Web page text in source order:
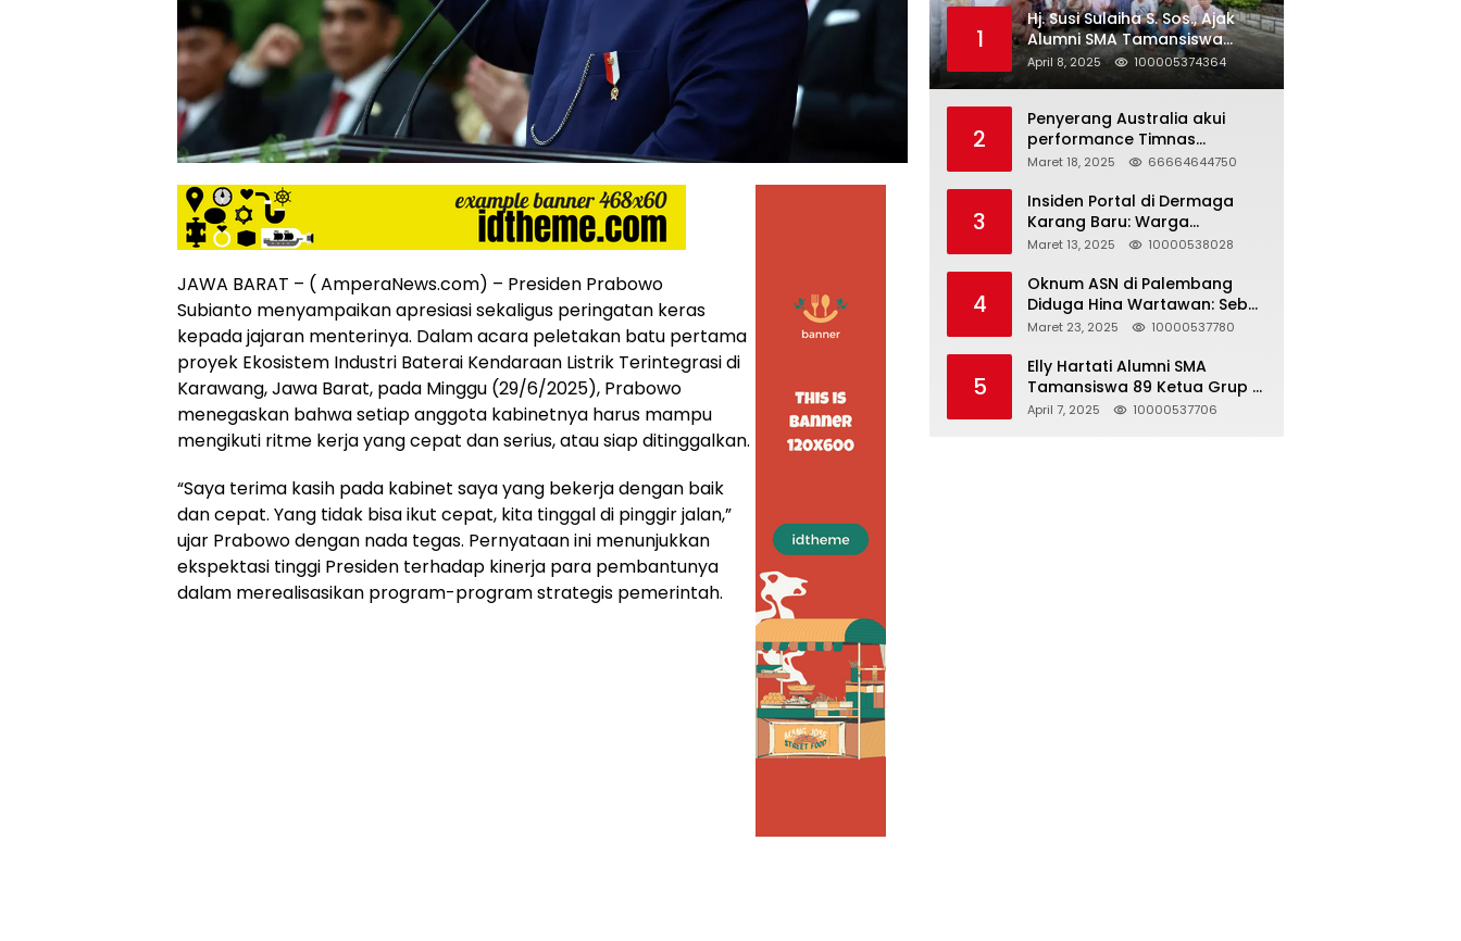
siber
lebih
eksklusif,
bergaya
trendi,
mengandung
unsur
gaya
hidup,
hiburan,
dari
SARA,
narkoba
dan
berita
asusila
Cetak
Online
Ampera
News
JAWA BARAT – ( AmperaNews.com) – Presiden Prabowo
Subianto menyampaikan apresiasi sekaligus peringatan keras
kepada jajaran menterinya. Dalam acara peletakan batu pertama
proyek Ekosistem Industri Baterai Kendaraan Listrik Terintegrasi di
Karawang, Jawa Barat, pada Minggu (29/6/2025), Prabowo
menegaskan bahwa setiap anggota kabinetnya harus mampu
mengikuti ritme kerja yang cepat dan serius, atau siap ditinggalkan.
“Saya terima kasih pada kabinet saya yang bekerja dengan baik
dan cepat. Yang tidak bisa ikut cepat, kita tinggal di pinggir jalan,”
ujar Prabowo dengan nada tegas. Pernyataan ini menunjukkan
ekspektasi tinggi Presiden terhadap kinerja para pembantunya
dalam merealisasikan program-program strategis pemerintah.
1
Hj. Susi Sulaiha S. Sos., Ajak
Alumni SMA Tamansiswa
Palembang Angkatan 91 Halal
Bihalal
April 8, 2025 100005374364
2
Penyerang Australia akui
performance Timnas
Indonesia
Maret 18, 2025 66664644750
3
Insiden Portal di Dermaga
Karang Baru: Warga
Klarifikasi dan Kritik
Akurat
Maret 13, 2025 10000538028
4
Oknum ASN di Palembang
Diduga Hina Wartawan: Sebut
Profesi Jurnalis Hanya
Berujung Dugaan
Pelanggaran UU ITE!
Maret 23, 2025 10000537780
5
Elly Hartati Alumni SMA
Tamansiswa 89 Ketua Grup S
4 Laksanakan Giat
April 7, 2025 10000537706